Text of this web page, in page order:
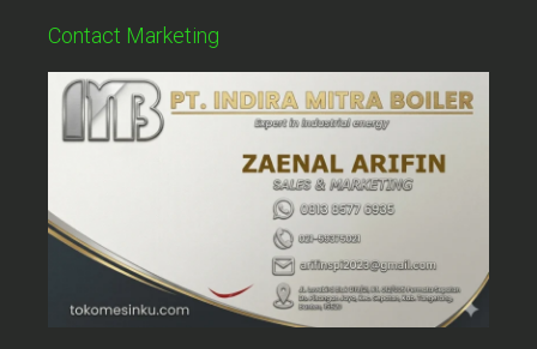
Contact Marketing